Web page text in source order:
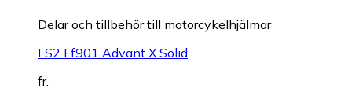
Delar och tillbehör till motorcykelhjälmar
LS2 Ff901 Advant X Solid
fr.